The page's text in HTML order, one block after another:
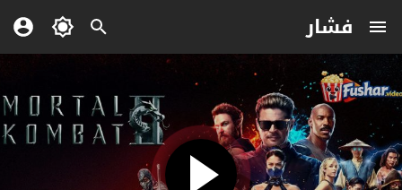
فشار